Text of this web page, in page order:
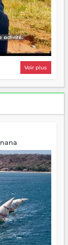
Voir plus